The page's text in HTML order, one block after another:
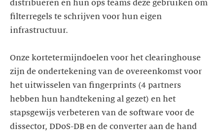
distribueren en hun ops teams deze gebruiken om
filterregels te schrijven voor hun eigen
infrastructuur.
Onze kortetermijndoelen voor het clearinghouse
zijn de ondertekening van de overeenkomst voor
het uitwisselen van fingerprints (4 partners
hebben hun handtekening al gezet) en het
stapsgewijs verbeteren van de software voor de
dissector, DDoS-DB en de converter aan de hand